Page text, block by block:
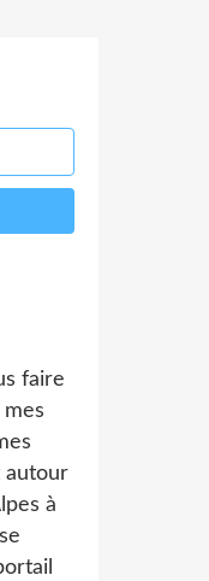
faire
autour
à